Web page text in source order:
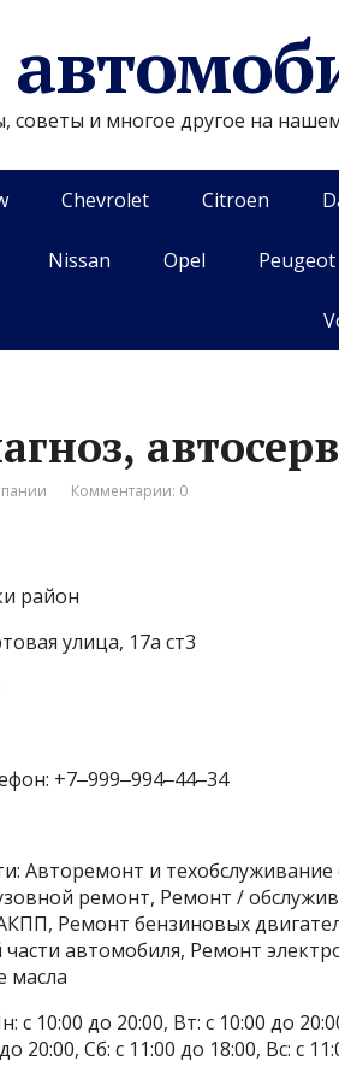
советы и многое другое на
Chevrolet Citroen
Nissan Opel Peugeot
Комментарии: 0
район
улица, 17а ст3
+7‒999‒994‒44‒34
Авторемонт и
ремонт, Ремонт /
Ремонт бензиновых
автомобиля, Ремонт
масла
с 10:00 до 20:00, Вт: с 10:00 до
20:00, Сб: с 11:00 до 18:00, Вс: с